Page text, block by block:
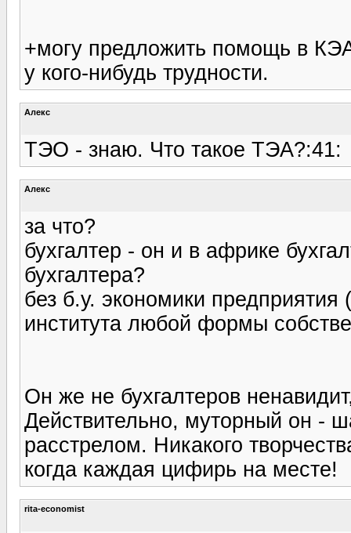
+могу предложить помощь в
у кого-нибудь трудности.
Алекс
ТЭО - знаю. Что такое ТЭА?:41:
Алекс
за что?
бухгалтер - он и в африке
бухгалтера?
без б.у. экономики
института любой формы
Он же не бухгалтеров
Действительно, муторный он -
расстрелом. Никакого
когда каждая цифирь на месте!
rita-economist